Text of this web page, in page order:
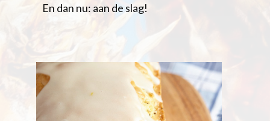
En dan nu: aan de slag!